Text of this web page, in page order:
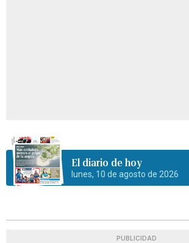
El diario de hoy
lunes, 10 de agosto de 2026
PUBLICIDAD